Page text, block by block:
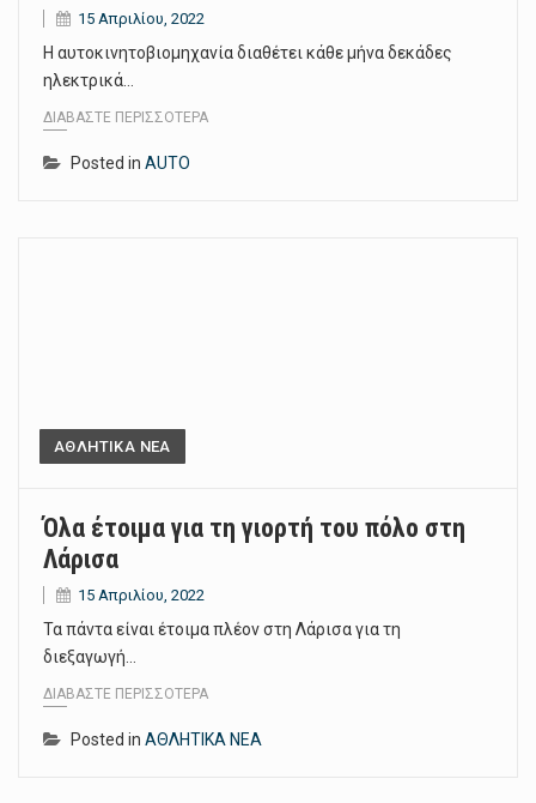
15 Απριλίου, 2022
Η αυτοκινητοβιομηχανία διαθέτει κάθε μήνα δεκάδες
ηλεκτρικά…
ΔΙΑΒΆΣΤΕ ΠΕΡΙΣΣΌΤΕΡΑ
Posted in AUTO
ΑΘΛΗΤΙΚΑ ΝΕΑ
Όλα έτοιμα για τη γιορτή του πόλο στη
Λάρισα
15 Απριλίου, 2022
Τα πάντα είναι έτοιμα πλέον στη Λάρισα για τη
διεξαγωγή…
ΔΙΑΒΆΣΤΕ ΠΕΡΙΣΣΌΤΕΡΑ
Posted in ΑΘΛΗΤΙΚΑ ΝΕΑ